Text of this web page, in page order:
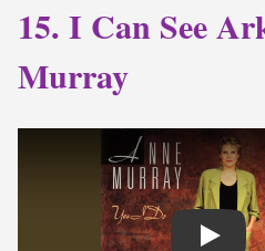
15. I Can See
Murray